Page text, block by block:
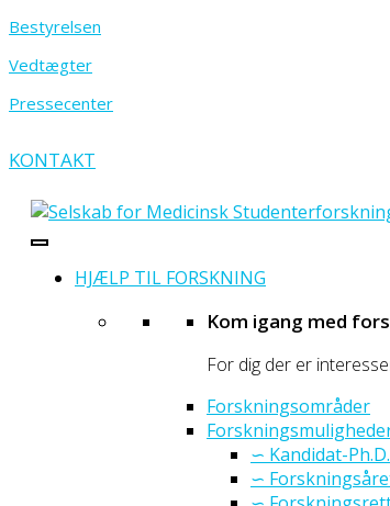
Bestyrelsen
Vedtægter
Pressecenter
KONTAKT
- portal for prægraduate sundhedsforskere
HJÆLP TIL FORSKNING
Kom igang med
For dig der er
Forskningsområder
∽ Kandidat-Ph.D.
∽